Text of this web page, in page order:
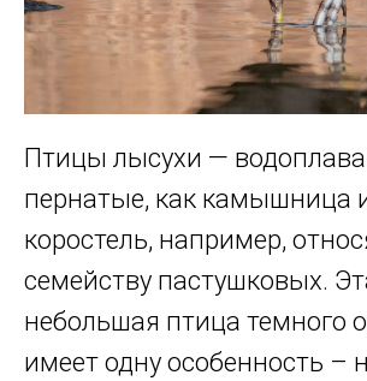
Птицы лысухи —
пернатые, как камышница
коростель, например,
семейству пастушковых.
небольшая птица темного
имеет одну особенность –